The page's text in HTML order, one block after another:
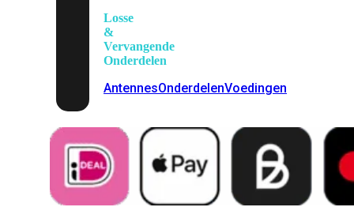
Losse
&
Vervangende
Onderdelen
AntennesOnderdelenVoedingen